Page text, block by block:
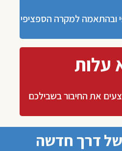
ובהתאמה למקרה הספציפי
עלות
את החיבור בשבילכם
דרך חדשה